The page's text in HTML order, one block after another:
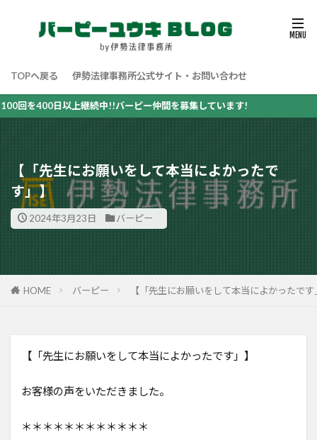
TOPへ戻る 伊勢法律事務所公式サイト・お問い合わせ
400日以上継続中!!バーピー仲間を募集しています!
【「先生にお願いをして本当によかったで
す」】
2024年3月23日 バーピー
HOME バーピー 【「先生にお願いをして本当によかったです
【「先生にお願いをして本当によかったです」】
お客様の声をいただきました。
＊＊＊＊＊＊＊＊＊＊＊＊